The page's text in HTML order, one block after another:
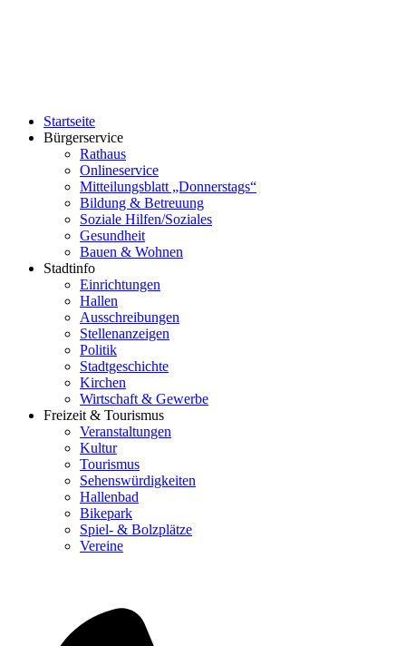
Startseite
Bürgerservice
Rathaus
Onlineservice
Mitteilungsblatt „Donnerstags“
Bildung & Betreuung
Soziale Hilfen/Soziales
Gesundheit
Bauen & Wohnen
Stadtinfo
Einrichtungen
Hallen
Ausschreibungen
Stellenanzeigen
Politik
Stadtgeschichte
Kirchen
Wirtschaft & Gewerbe
Freizeit & Tourismus
Veranstaltungen
Kultur
Tourismus
Sehenswürdigkeiten
Hallenbad
Bikepark
Spiel- & Bolzplätze
Vereine